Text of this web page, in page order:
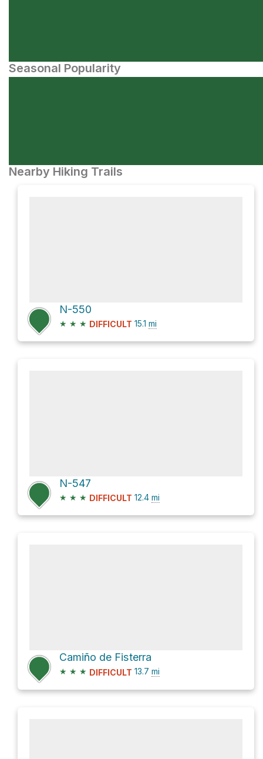
Seasonal Popularity
Nearby Hiking Trails
N-550
★ ★ ★ DIFFICULT 15.1 mi
N-547
★ ★ ★ DIFFICULT 12.4 mi
Camiño de Fisterra
★ ★ ★ DIFFICULT 13.7 mi